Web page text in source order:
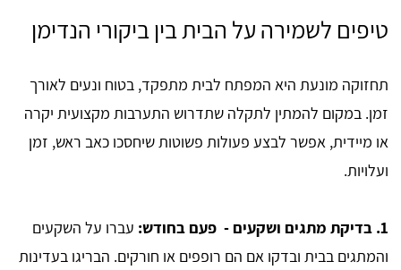
טיפים לשמירה על הבית בין ביקורי הנדימן
תחזוקה מונעת היא המפתח לבית מתפקד, בטוח ונעים לאורך
זמן. במקום להמתין לתקלה שתדרוש התערבות מקצועית יקרה
או מיידית, אפשר לבצע פעולות פשוטות שיחסכו כאב ראש, זמן
ועלויות.
1. בדיקת מתגים ושקעים - פעם בחודש:
עברו על השקעים
והמתגים בבית ובדקו אם הם רופפים או חורקים. הבריגו בעדינות